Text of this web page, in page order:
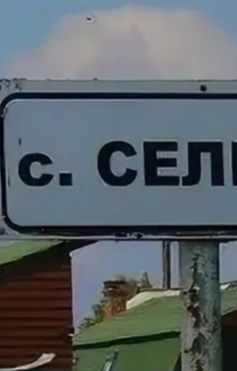
Перейти к основному содержанию